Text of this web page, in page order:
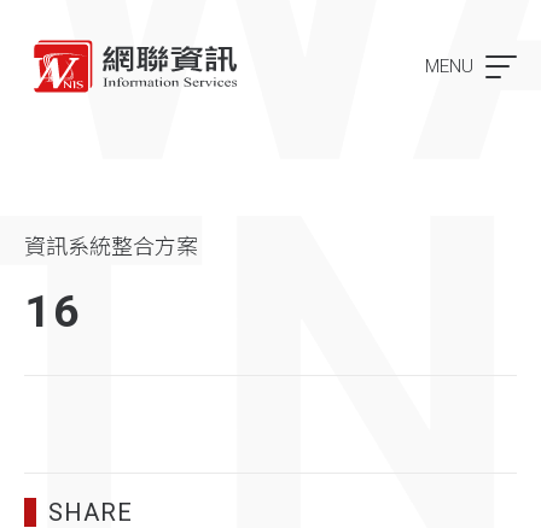
MENU
資訊系統整合方案
16
SHARE